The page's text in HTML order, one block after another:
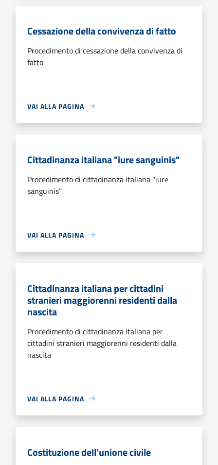
Cessazione della convivenza di fatto
Procedimento di cessazione della convivenza di
fatto
VAI ALLA PAGINA
Cittadinanza italiana "iure sanguinis"
Procedimento di cittadinanza italiana "iure
sanguinis"
VAI ALLA PAGINA
Cittadinanza italiana per cittadini
stranieri maggiorenni residenti dalla
nascita
Procedimento di cittadinanza italiana per
cittadini stranieri maggiorenni residenti dalla
nascita
VAI ALLA PAGINA
Costituzione dell'unione civile